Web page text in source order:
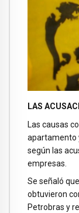
LAS
Las causas
apartamento
según las
empresas.
Se señaló
obtuvieron
Petrobras y